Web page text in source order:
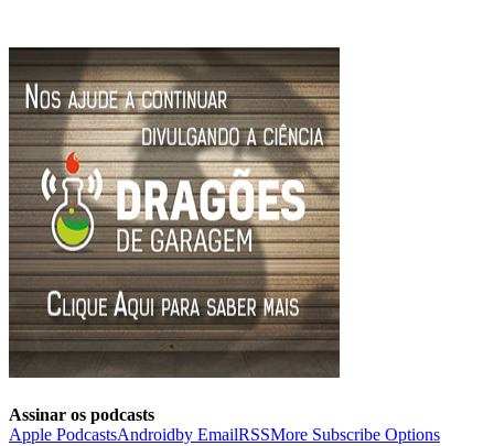
Assinar os podcasts
Apple PodcastsAndroidby EmailRSSMore Subscribe Options